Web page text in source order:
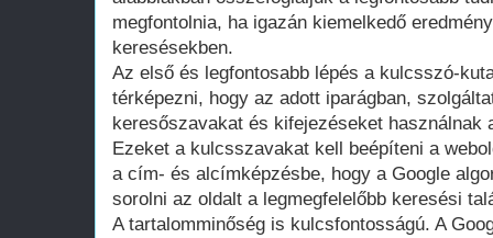
megfontolnia, ha igazán kiemelkedő
keresésekben.
Az első és legfontosabb lépés a kulcsszó-
térképezni, hogy az adott iparágban,
keresőszavakat és kifejezéseket használnak
Ezeket a kulcsszavakat kell beépíteni a
a cím- és alcímképzésbe, hogy a Google
sorolni az oldalt a legmegfelelőbb keresési
A tartalomminőség is kulcsfontosságú. A